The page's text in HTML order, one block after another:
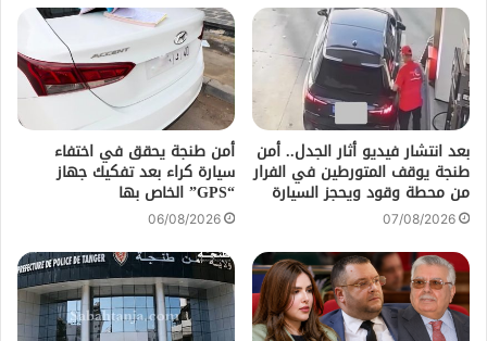
بعد انتشار فيديو أثار الجدل.. أمن
طنجة يوقف المتورطين في الفرار
من محطة وقود ويحجز السيارة
07/08/2026
أمن طنجة يحقق في اختفاء
سيارة كراء بعد تفكيك جهاز
“GPS” الخاص بها
06/08/2026